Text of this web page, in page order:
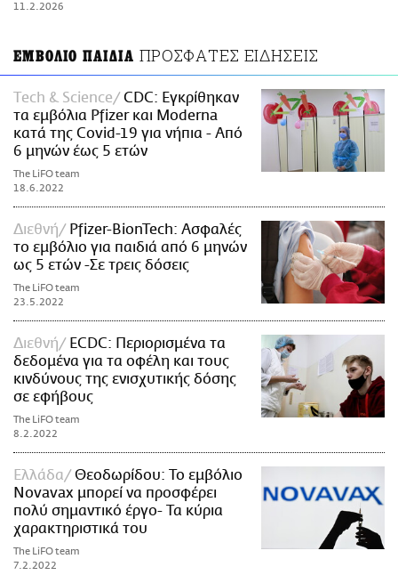
11.2.2026
ΕΜΒΟΛΙΟ ΠΑΙΔΙΑ ΠΡΟΣΦΑΤΕΣ ΕΙΔΗΣΕΙΣ
Τech & Science
CDC: Εγκρίθηκαν
τα εμβόλια Pfizer και Moderna
κατά της Covid-19 για νήπια - Από
6 μηνών έως 5 ετών
The LiFO team
18.6.2022
Διεθνή
Pfizer-BionTech: Ασφαλές
το εμβόλιο για παιδιά από 6 μηνών
ως 5 ετών -Σε τρεις δόσεις
The LiFO team
23.5.2022
Διεθνή
ECDC: Περιορισμένα τα
δεδομένα για τα οφέλη και τους
κινδύνους της ενισχυτικής δόσης
σε εφήβους
The LiFO team
8.2.2022
Ελλάδα
Θεοδωρίδου: Το εμβόλιο
Novavax μπορεί να προσφέρει
πολύ σημαντικό έργο- Τα κύρια
χαρακτηριστικά του
The LiFO team
7.2.2022